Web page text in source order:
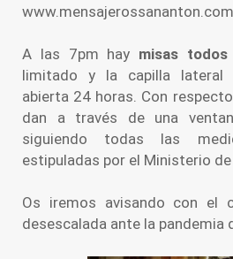
A las 7pm hay misas
limitado y la capilla lateral
abierta 24 horas. Con
dan a través de una
siguiendo todas las
estipuladas por el Ministerio de
Os iremos avisando con el
desescalada ante la pandemia